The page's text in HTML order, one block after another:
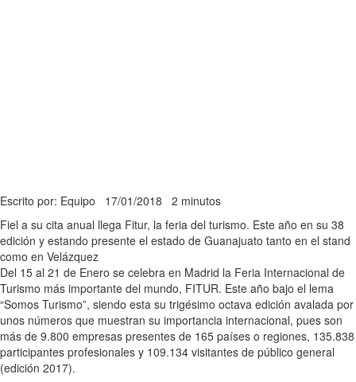
Escrito por: Equipo 17/01/2018 2 minutos
Fiel a su cita anual llega Fitur, la feria del turismo. Este año en su 38
edición y estando presente el estado de Guanajuato tanto en el stand
como en Velázquez
Del 15 al 21 de Enero se celebra en Madrid la Feria Internacional de
Turismo más importante del mundo, FITUR. Este año bajo el lema
“Somos Turismo”, siendo esta su trigésimo octava edición avalada por
unos números que muestran su importancia internacional, pues son
más de 9.800 empresas presentes de 165 países o regiones, 135.838
participantes profesionales y 109.134 visitantes de público general
(edición 2017).